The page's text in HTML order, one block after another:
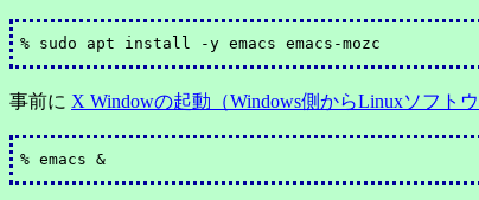
事前に X Windowの起動（Windows側からLinuxソフト